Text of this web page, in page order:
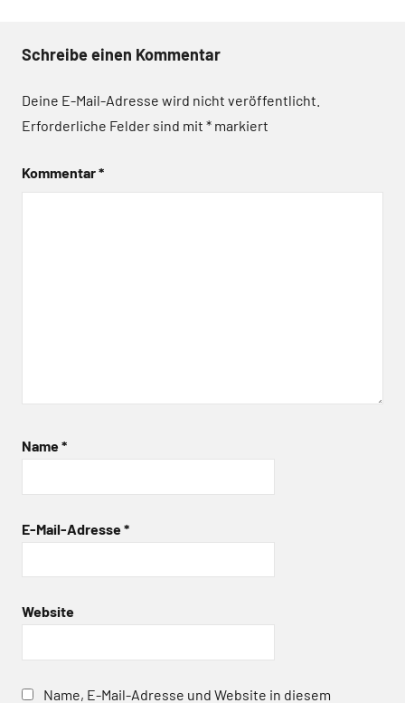
Schreibe einen Kommentar
Deine E-Mail-Adresse wird nicht veröffentlicht.
Erforderliche Felder sind mit * markiert
Kommentar*
Name*
E-Mail-Adresse*
Website
Name, E-Mail-Adresse und Website in diesem